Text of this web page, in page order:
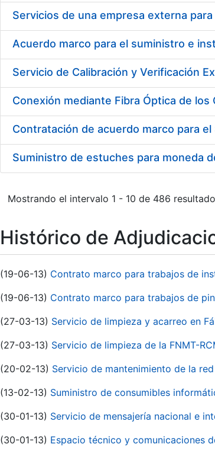
Acuerdo marco para el suministro e
Suministro de estuches para moneda
Mostrando el intervalo 1 - 10 de 486
Histórico de
(19-06-13) Contrato marco para trabajos de
(19-06-13) Contrato marco para trabajos de
(27-03-13) Servicio de limpieza y acarreo en
(27-03-13) Servicio de limpieza de la FNMT-
(20-02-13) Servicio de mantenimiento de la
(13-02-13) Suministro de consumibles
(30-01-13) Servicio de mensajería nacional e
(30-01-13) Espacio técnico y comunicaciones